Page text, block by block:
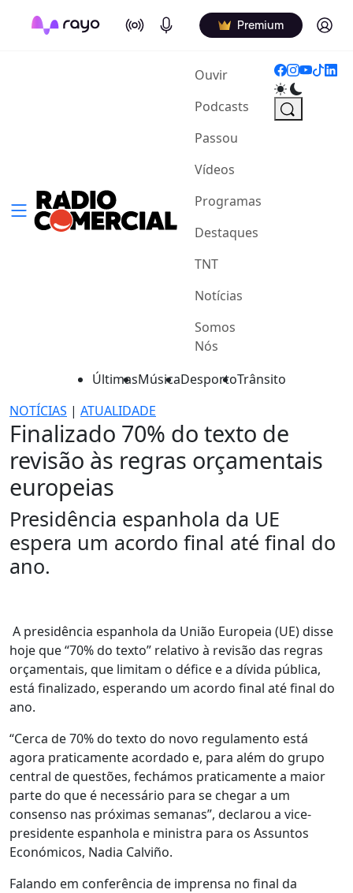
On Air Podcasts Premium Log in
Ouvir(current)
Podcasts
Passou
Vídeos
Programas
Destaques
TNT
Notícias
Somos
Nós
ÚltimasMúsicaDesportoTrânsito
NOTÍCIAS | ATUALIDADE
Finalizado 70% do texto de
revisão às regras orçamentais
europeias
Presidência espanhola da UE
espera um acordo final até final do
ano.
A presidência espanhola da União Europeia (UE) disse
hoje que “70% do texto” relativo à revisão das regras
orçamentais, que limitam o défice e a dívida pública,
está finalizado, esperando um acordo final até final do
ano.
“Cerca de 70% do texto do novo regulamento está
agora praticamente acordado e, para além do grupo
central de questões, fechámos praticamente a maior
parte do que é necessário para se chegar a um
consenso nas próximas semanas”, declarou a vice-
presidente espanhola e ministra para os Assuntos
Económicos, Nadia Calviño.
Falando em conferência de imprensa no final da